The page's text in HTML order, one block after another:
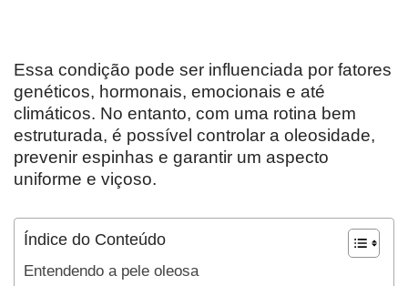
Essa condição pode ser influenciada por fatores
genéticos, hormonais, emocionais e até
climáticos. No entanto, com uma rotina bem
estruturada, é possível controlar a oleosidade,
prevenir espinhas e garantir um aspecto
uniforme e viçoso.
Índice do Conteúdo
Entendendo a pele oleosa